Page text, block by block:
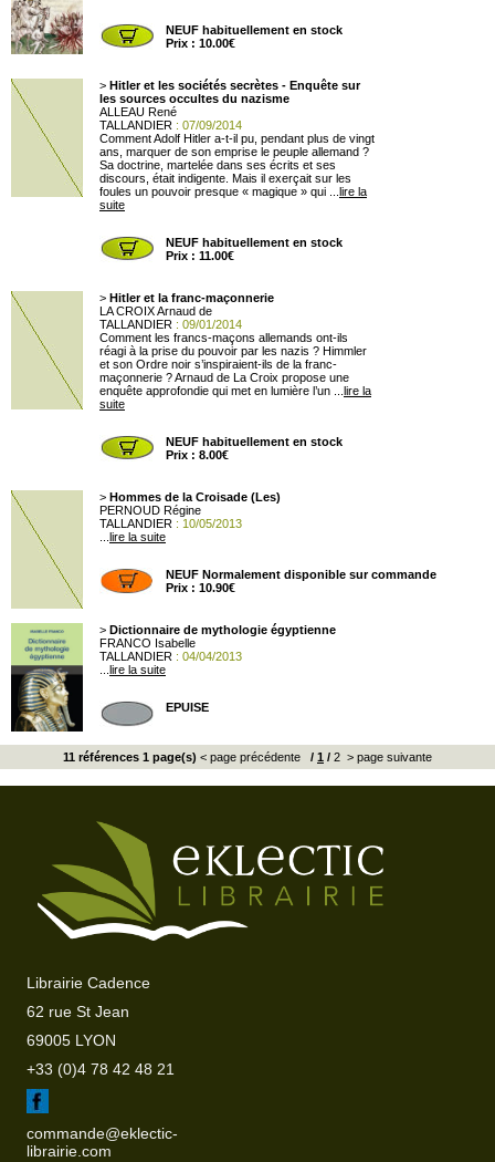
NEUF habituellement en stock
Prix : 10.00€
> Hitler et les sociétés secrètes - Enquête sur
les sources occultes du nazisme
ALLEAU René
TALLANDIER : 07/09/2014
Comment Adolf Hitler a-t-il pu, pendant plus de vingt
ans, marquer de son emprise le peuple allemand ?
Sa doctrine, martelée dans ses écrits et ses
discours, était indigente. Mais il exerçait sur les
foules un pouvoir presque « magique » qui ... lire la
suite
NEUF habituellement en stock
Prix : 11.00€
> Hitler et la franc-maçonnerie
LA CROIX Arnaud de
TALLANDIER : 09/01/2014
Comment les francs-maçons allemands ont-ils
réagi à la prise du pouvoir par les nazis ? Himmler
et son Ordre noir s’inspiraient-ils de la franc-
maçonnerie ? Arnaud de La Croix propose une
enquête approfondie qui met en lumière l’un ... lire la
suite
NEUF habituellement en stock
Prix : 8.00€
> Hommes de la Croisade (Les)
PERNOUD Régine
TALLANDIER : 10/05/2013
lire la suite
NEUF Normalement disponible sur commande
Prix : 10.90€
> Dictionnaire de mythologie égyptienne
FRANCO Isabelle
TALLANDIER : 04/04/2013
lire la suite
EPUISE
11 références 1 page(s) < page précédente / 1 / 2 > page suivante
Librairie Cadence
62 rue St Jean
69005 LYON
+33 (0)4 78 42 48 21
commande@eklectic-
librairie.com